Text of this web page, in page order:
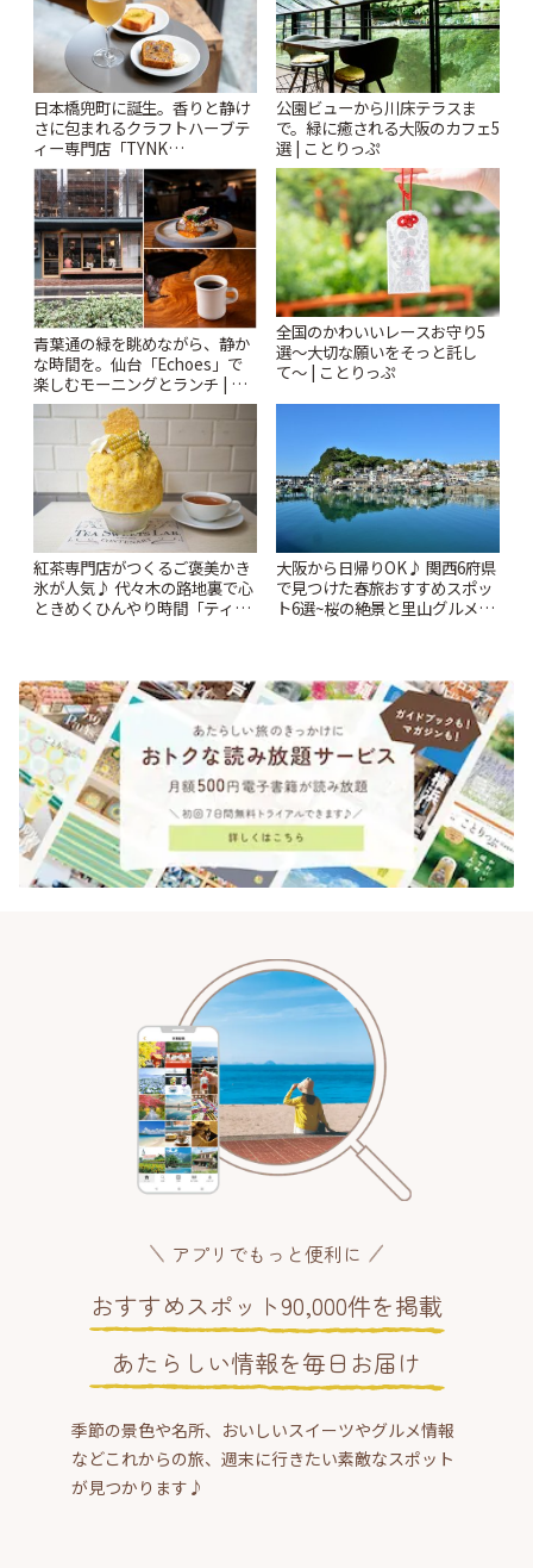
日本橋兜町に誕生。香りと静け
さに包まれるクラフトハーブテ
ィー専門店「TYNK
Kabutocho」 | ことりっぷ
公園ビューから川床テラスま
で。緑に癒される大阪のカフェ5
選 | ことりっぷ
青葉通の緑を眺めながら、静か
な時間を。仙台「Echoes」で
楽しむモーニングとランチ | こ
とりっぷ
全国のかわいいレースお守り5
選〜大切な願いをそっと託し
て〜 | ことりっぷ
紅茶専門店がつくるご褒美かき
氷が人気♪ 代々木の路地裏で心
ときめくひんやり時間「ティー
大阪から日帰りOK♪ 関西6府県
で見つけた春旅おすすめスポッ
ト6選~桜の絶景と里山グルメや
アプリでもっと便利に
おすすめスポット90,000件を掲載
あたらしい情報を毎日お届け
季節の景色や名所、おいしいスイーツやグルメ情報
などこれからの旅、週末に行きたい素敵なスポット
が見つかります♪